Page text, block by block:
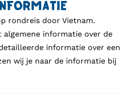
rondreis door Vietnam.
algemene informatie over de
informatie over een
wij je naar de informatie bij